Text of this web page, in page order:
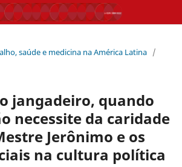
saúde e medicina na América Latina /
jangadeiro, quando
necessite da caridade
Jerônimo e os
na cultura política